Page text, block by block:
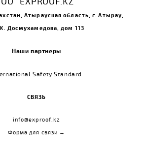
Атырауская область, г. Атырау,
Досмухамедова, дом 113
Наши партнеры
Safety Standard
СВЯЗЬ
info@exproof.kz
Форма для связи →